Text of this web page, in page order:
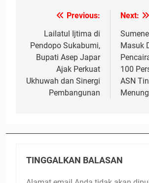
Navigasi
pos
Previous:
Lailatul Ijtima di
Pendopo Sukabumi,
Bupati Asep Japar
Ajak Perkuat
Ukhuwah dan Sinergi
Pembangunan
Next:
Masuk
100
ASN
TINGGALKAN BALASAN